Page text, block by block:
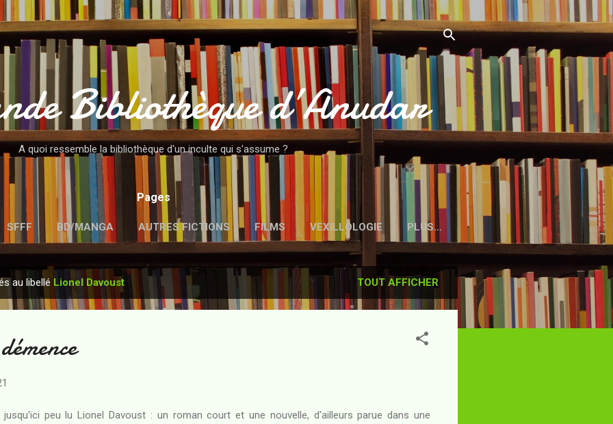
Accéder au contenu principal
Bibliothèque d’Anudar
A quoi ressemble la bibliothèque d'un inculte qui s'assume ?
Pages
SFFF BD/MANGA AUTRES FICTIONS FILMS VEXILLOLOGIE PLUS…
MENTIONS LÉGALES
au libellé Lionel Davoust TOUT AFFICHER
jusqu'ici peu lu Lionel Davoust : un roman court et une nouvelle, d'ailleurs parue dans une